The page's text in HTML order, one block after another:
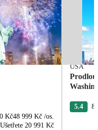
Kč48 999 Kč /os.
Ušetřete 20 991 Kč
USA
5.4